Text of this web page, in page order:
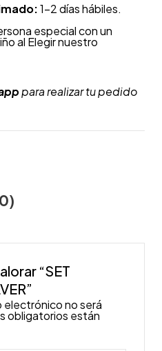
1-2 días hábiles.
especial con un
al Elegir nuestro
para realizar tu pedido
“SET
electrónico no será
obligatorios están